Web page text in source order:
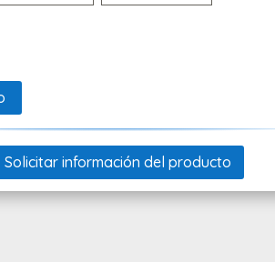
Solicitar información del producto